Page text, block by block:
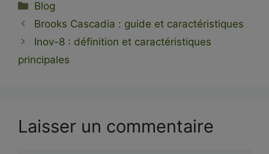
Catégories
Blog
Brooks Cascadia : guide et caractéristiques
Inov-8 : définition et caractéristiques
principales
Laisser un commentaire